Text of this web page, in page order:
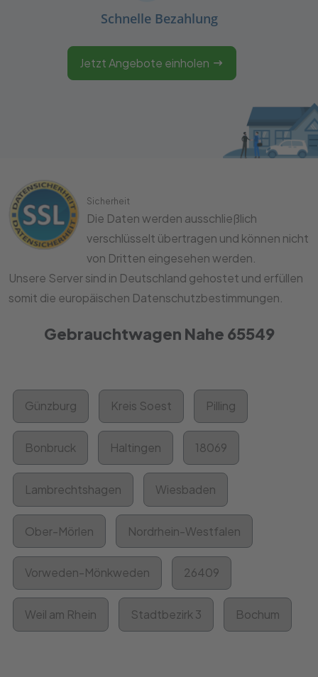
Schnelle Bezahlung
Jetzt Angebote einholen
Sicherheit
Die Daten werden ausschließlich
verschlüsselt übertragen und können nicht
von Dritten eingesehen werden.
Unsere Server sind in Deutschland gehostet und erfüllen
somit die europäischen Datenschutzbestimmungen.
Gebrauchtwagen Nahe 65549
Günzburg Kreis Soest Pilling
Bonbruck Haltingen 18069
Lambrechtshagen Wiesbaden
Ober-Mörlen Nordrhein-Westfalen
Vorweden-Mönkweden 26409
Weil am Rhein Stadtbezirk 3 Bochum